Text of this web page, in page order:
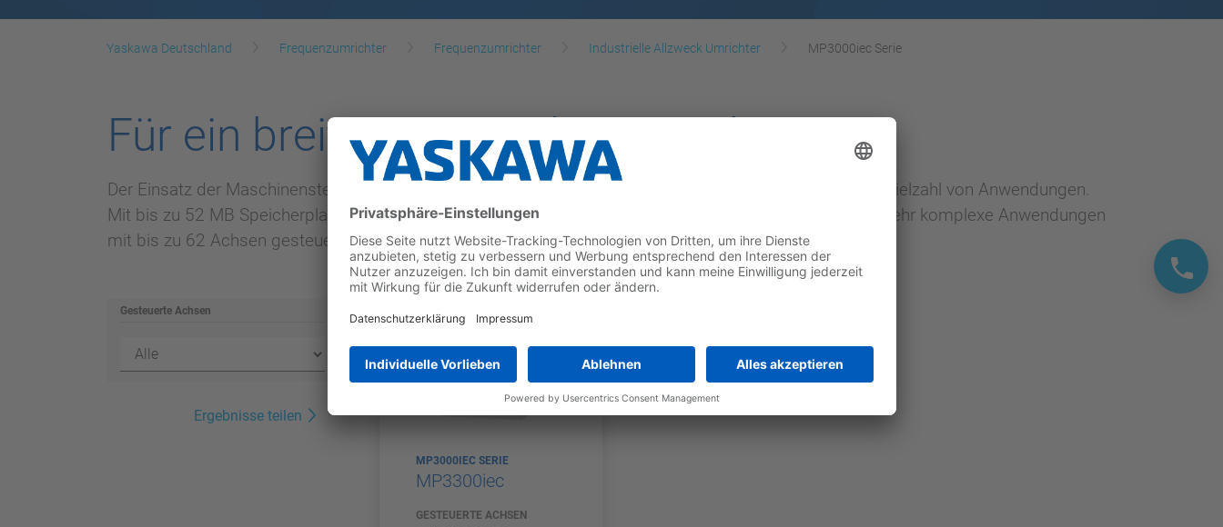
Yaskawa Deutschland Frequenzumrichter Frequenzumrichter Industrielle Allzweck Umrichter MP3000iec Serie
Für ein breites Anwendungsspektrum
Der Einsatz der Maschinensteuerungen der MP3000iec-Serie verbessert Handling und Leistung in einer Vielzahl von Anwendungen.
Mit bis zu 52 MB Speicherplatz für Benutzerdaten und bis zu 1 GHz CPU-Geschwindigkeit können auch sehr komplexe Anwendungen
mit bis zu 62 Achsen gesteuert werden.
Gesteuerte Achsen
Ergebnisse teilen
MP3000IEC SERIE
MP3300iec
GESTEUERTE ACHSEN